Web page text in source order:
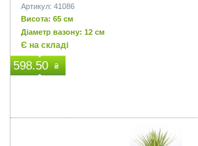
Артикул: 41086
Висота: 65 см
Діаметр вазону: 12 см
Є на складі
598.50 ₴